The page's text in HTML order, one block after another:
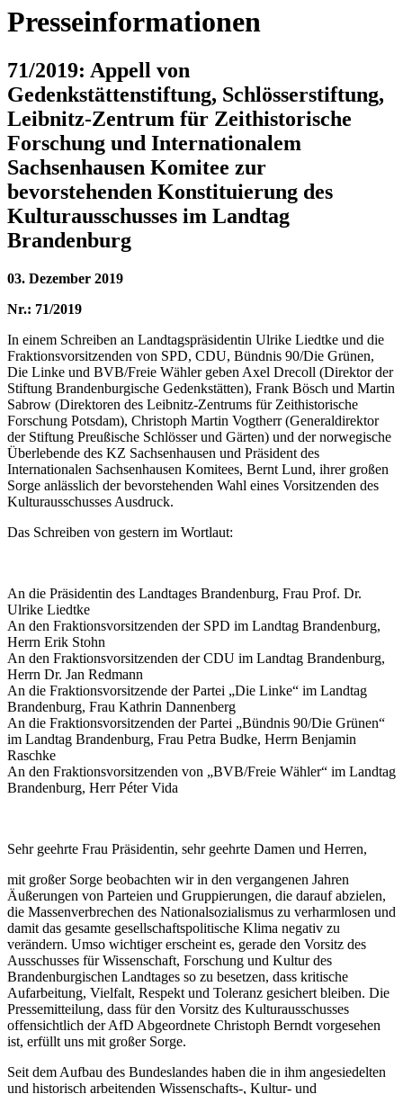
Presseinformationen
71/2019: Appell von
Gedenkstättenstiftung, Schlösserstiftung,
Leibnitz-Zentrum für Zeithistorische
Forschung und Internationalem
Sachsenhausen Komitee zur
bevorstehenden Konstituierung des
Kulturausschusses im Landtag
Brandenburg
03. Dezember 2019
Nr.: 71/2019
In einem Schreiben an Landtagspräsidentin Ulrike Liedtke und die
Fraktionsvorsitzenden von SPD, CDU, Bündnis 90/Die Grünen,
Die Linke und BVB/Freie Wähler geben Axel Drecoll (Direktor der
Stiftung Brandenburgische Gedenkstätten), Frank Bösch und Martin
Sabrow (Direktoren des Leibnitz-Zentrums für Zeithistorische
Forschung Potsdam), Christoph Martin Vogtherr (Generaldirektor
der Stiftung Preußische Schlösser und Gärten) und der norwegische
Überlebende des KZ Sachsenhausen und Präsident des
Internationalen Sachsenhausen Komitees, Bernt Lund, ihrer großen
Sorge anlässlich der bevorstehenden Wahl eines Vorsitzenden des
Kulturausschusses Ausdruck.
Das Schreiben von gestern im Wortlaut:
An die Präsidentin des Landtages Brandenburg, Frau Prof. Dr.
Ulrike Liedtke
An den Fraktionsvorsitzenden der SPD im Landtag Brandenburg,
Herrn Erik Stohn
An den Fraktionsvorsitzenden der CDU im Landtag Brandenburg,
Herrn Dr. Jan Redmann
An die Fraktionsvorsitzende der Partei „Die Linke“ im Landtag
Brandenburg, Frau Kathrin Dannenberg
An die Fraktionsvorsitzenden der Partei „Bündnis 90/Die Grünen“
im Landtag Brandenburg, Frau Petra Budke, Herrn Benjamin
Raschke
An den Fraktionsvorsitzenden von „BVB/Freie Wähler“ im Landtag
Brandenburg, Herr Péter Vida
Sehr geehrte Frau Präsidentin, sehr geehrte Damen und Herren,
mit großer Sorge beobachten wir in den vergangenen Jahren
Äußerungen von Parteien und Gruppierungen, die darauf abzielen,
die Massenverbrechen des Nationalsozialismus zu verharmlosen und
damit das gesamte gesellschaftspolitische Klima negativ zu
verändern. Umso wichtiger erscheint es, gerade den Vorsitz des
Ausschusses für Wissenschaft, Forschung und Kultur des
Brandenburgischen Landtages so zu besetzen, dass kritische
Aufarbeitung, Vielfalt, Respekt und Toleranz gesichert bleiben. Die
Pressemitteilung, dass für den Vorsitz des Kulturausschusses
offensichtlich der AfD Abgeordnete Christoph Berndt vorgesehen
ist, erfüllt uns mit großer Sorge.
Seit dem Aufbau des Bundeslandes haben die in ihm angesiedelten
und historisch arbeitenden Wissenschafts-, Kultur- und